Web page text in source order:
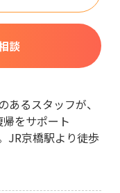
談
るスタッフが、
をサポート
JR京橋駅より徒歩